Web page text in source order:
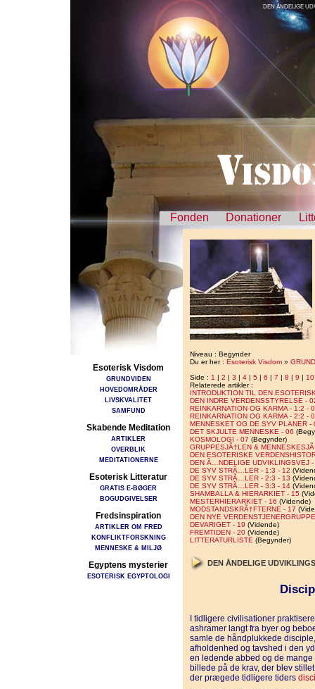
DEN ÅNDELIGE
Fonden Donationer
Esoterisk Visdom
GRUNDVIDEN
HOVEDOMRÅDER
LIVSKVALITET
SAMFUND
Skabende Meditation
ARTIKLER
OVERBLIK
MEDITATIONERNE
Esoterisk Litteratur
GRATIS E-BØGER
BOGUDGIVELSER
Fredsinspiration
ARTIKLER OM FRED
KONFLIKTFORSKNING
MENNESKE & MILJØ
Egyptens mysterier
ESOTERISK EGYPTOLOGI
Niveau : Begynder
Du er her : Esoterisk Visdom »
Side : 1 | 2 | 3 | 4 | 5 | 6 | 7 | 8 | 9 | 10
Relaterede artikler :
INTRODUKTION TIL DEN
DEN INDRE VERDENSSTYRELSE -
REINKARNATION OG KARMA - 1:2 -
REINKARNATION OG KARMA - 2:2 -
MENNESKET OG DE SYV PLANER -
DET SKJULTE MENNESKE - 06
KOSMOLOGI - 07 (Begynder)
GRUPPESJÃ†LEN &
DEN ESOTERISKE
DEN Ã…NDELIGE UDVIKLINGSVEJ
DE SYV STRÃ…LER - 1:3 - 12
DE SYV STRÃ…LER - 2:3 - 13
DE SYV STRÃ…LER - 3:3 - 14
SHAMBALLA & HIERARKIET - 15
MESTERHIERARKIET - 16 (Vidende)
MODSTANDSKRÃ†FTERNE - 17
DEN NYE
DEVARIGET - 19 (Vidende)
FREMTIDEN - 20 (Vidende)
LITTERATURLISTE (Begynder)
DEN ÅNDELIGE
I tidligere civilisationer
ashramer langt fra byer og
samle de håndplukkede
afholdenhed og tavshed i den
en ledende abbed og de
billede på de krav, der blev
der prægede tidligere tiders